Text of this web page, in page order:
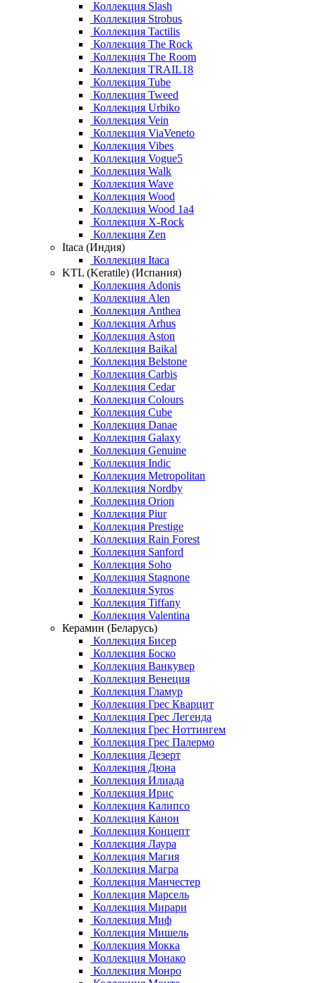
Коллекция Slash
Коллекция Strobus
Коллекция Tactilis
Коллекция The Rock
Коллекция The Room
Коллекция TRAIL18
Коллекция Tube
Коллекция Tweed
Коллекция Urbiko
Коллекция Vein
Коллекция ViaVeneto
Коллекция Vibes
Коллекция Vogue5
Коллекция Walk
Коллекция Wave
Коллекция Wood
Коллекция Wood 1a4
Коллекция X-Rock
Коллекция Zen
Itaca (Индия)
Коллекция Itaca
KTL (Keratile) (Испания)
Коллекция Adonis
Коллекция Alen
Коллекция Anthea
Коллекция Arhus
Коллекция Aston
Коллекция Baikal
Коллекция Belstone
Коллекция Carbis
Коллекция Cedar
Коллекция Colours
Коллекция Cube
Коллекция Danae
Коллекция Galaxy
Коллекция Genuine
Коллекция Indic
Коллекция Metropolitan
Коллекция Nordby
Коллекция Orion
Коллекция Piur
Коллекция Prestige
Коллекция Rain Forest
Коллекция Sanford
Коллекция Soho
Коллекция Stagnone
Коллекция Syros
Коллекция Tiffany
Коллекция Valentina
Керамин (Беларусь)
Коллекция Бисер
Коллекция Боско
Коллекция Ванкувер
Коллекция Венеция
Коллекция Гламур
Коллекция Грес Кварцит
Коллекция Грес Легенда
Коллекция Грес Ноттингем
Коллекция Грес Палермо
Коллекция Дезерт
Коллекция Дюна
Коллекция Илиада
Коллекция Ирис
Коллекция Калипсо
Коллекция Канон
Коллекция Концепт
Коллекция Лаура
Коллекция Магия
Коллекция Магра
Коллекция Манчестер
Коллекция Марсель
Коллекция Мирари
Коллекция Миф
Коллекция Мишель
Коллекция Мокка
Коллекция Монако
Коллекция Монро